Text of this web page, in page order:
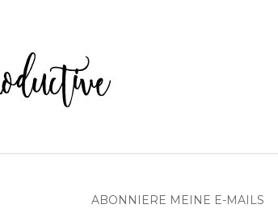
ABONNIERE MEINE E-MAILS